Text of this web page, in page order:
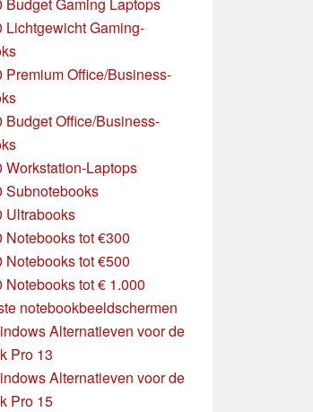
Lichtgewicht Gaming-
Premium Office/Business-
Budget Office/Business-
Workstation-Laptops
Subnotebooks
Ultrabooks
Notebooks tot €300
Notebooks tot €500
Notebooks tot € 1.000
notebookbeeldschermen
Alternatieven voor de
Pro 13
Alternatieven voor de
Pro 15